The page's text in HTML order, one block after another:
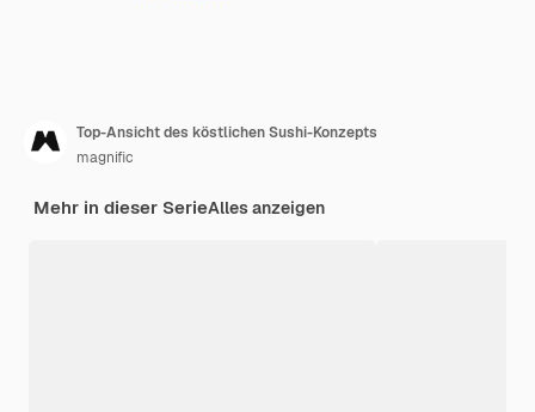
Top-Ansicht des köstlichen Sushi-Konzepts
magnific
Mehr in dieser SerieAlles anzeigen